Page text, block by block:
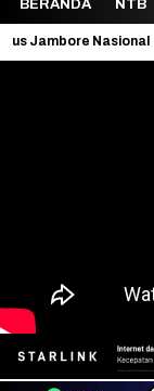
BERANDA NTB
Hj.